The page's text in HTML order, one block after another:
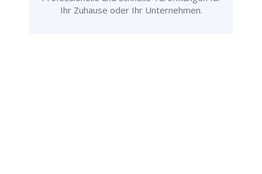
Ihr Zuhause oder Ihr Unternehmen.